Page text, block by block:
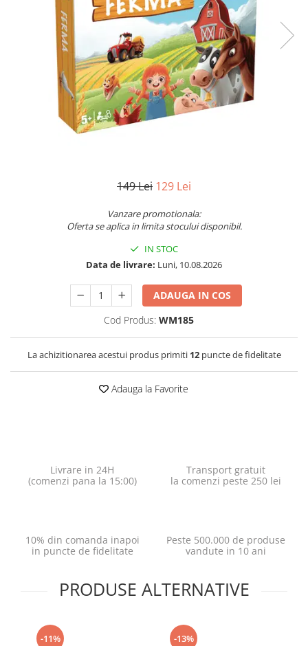
Jocuri pentru o persoana
Jocuri pentru 2 persoane
Game cunoscute
Carcassonne
Jocuri de masa
Jocuri de societate in limba
Vezi toate jocurile de societate
149 Lei 129 Lei
Vanzare promotionala:
Oferta se aplica in limita stocului disponibil.
IN STOC
Data de livrare: Luni, 10.08.2026
ADAUGA IN COS
Cod Produs: WM185
La achizitionarea acestui produs primiti 12puncte de fidelitate
Adauga la Favorite
Livrare in 24H
(comenzi pana la 15:00)
Transport gratuit
la comenzi peste 250 lei
10% din comanda inapoi
in puncte de fidelitate
Peste 500.000 de produse
vandute in 10 ani
PRODUSE ALTERNATIVE
-11% -13%